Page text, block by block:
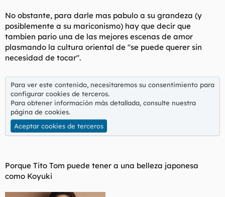
No obstante, para darle mas pabulo a su grandeza (y
posiblemente a su mariconismo) hay que decir que
tambien pario una de las mejores escenas de amor
plasmando la cultura oriental de "se puede querer sin
necesidad de tocar".
Para ver este contenido, necesitaremos su consentimiento para
configurar cookies de terceros.
Para obtener información más detallada, consulte nuestra
página de cookies.
Aceptar cookies de terceros
Porque Tito Tom puede tener a una belleza japonesa
como Koyuki